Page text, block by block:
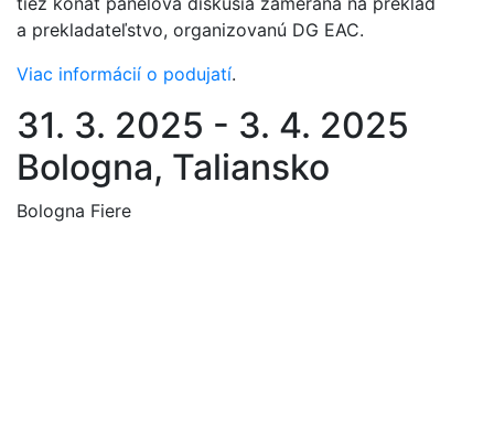
a prekladateľstvo, organizovanú DG EAC.
Viac informácií o podujatí.
31. 3. 2025 - 3. 4. 2025
Bologna, Taliansko
Bologna Fiere